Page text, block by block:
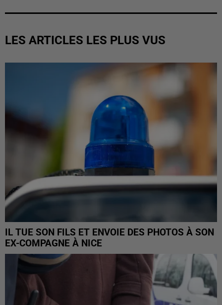
LES ARTICLES LES PLUS VUS
IL TUE SON FILS ET ENVOIE DES PHOTOS À SON
EX-COMPAGNE À NICE